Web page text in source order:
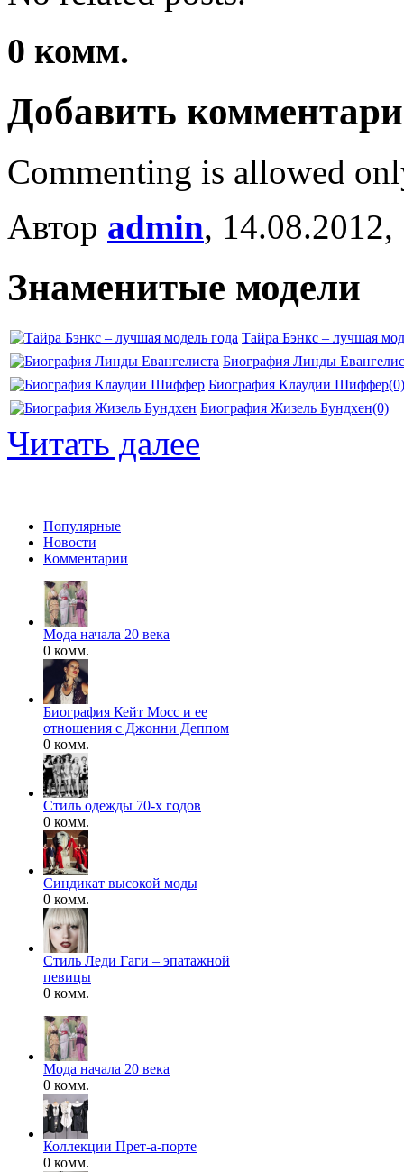
0 комм.
Добавить
Commenting is allowed
Автор admin,
Знаменитые модели
Тайра Бэнкс – лучшая
Биография Линды
Биография Клаудии Шиффер(0)
Биография Жизель Бундхен(0)
Читать далее
Популярные
Новости
Комментарии
Мода начала 20 века
0 комм.
Биография Кейт Мосс и ее
отношения с Джонни Деппом
0 комм.
Стиль одежды 70-х годов
0 комм.
Синдикат высокой моды
0 комм.
Стиль Леди Гаги – эпатажной
певицы
0 комм.
Мода начала 20 века
0 комм.
Коллекции Прет-а-порте
0 комм.